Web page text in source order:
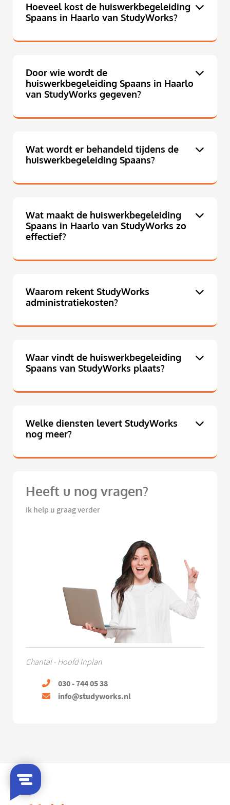
Hoeveel kost de huiswerkbegeleiding
Spaans in Haarlo van StudyWorks?
Door wie wordt de
huiswerkbegeleiding Spaans in Haarlo
van StudyWorks gegeven?
Wat wordt er behandeld tijdens de
huiswerkbegeleiding Spaans?
Wat maakt de huiswerkbegeleiding
Spaans in Haarlo van StudyWorks zo
effectief?
Waarom rekent StudyWorks
administratiekosten?
Waar vindt de huiswerkbegeleiding
Spaans van StudyWorks plaats?
Welke diensten levert StudyWorks
nog meer?
Heeft u nog vragen?
Ik help u graag verder
Chantal - Hoofd Inplan
030 - 744 05 38
info@studyworks.nl